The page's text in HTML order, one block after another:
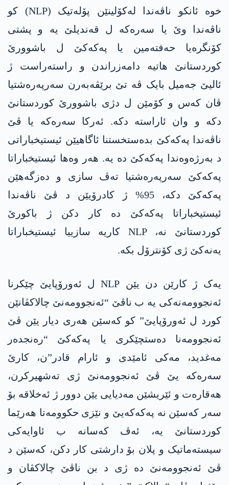
خوە ئانکو ناڤەندا لەکۆلینێن پۆلەتیک (NLP) کو
ناڤەندا وێ یا سەرەکە ل قەندیلێ یە و پشتی
کۆنگرەیا حەفتەمین یا پەکەکێ ل باشوورێ
کوردستانێ هاتیە دامەزراندن و راستەراست ژ
ئالیێ جەمیل بایک ڤە تێ برێڤەبەرن سەرپەرەشتیا
ڤان کەس و کۆمێن ل دژی باشوورێ کوردستانێ
دکە و وان ئاراستە دکە. ئەرکا سەرەکە یا ڤێ
ناڤەندا پەکەکێ بدەستخستنا ئاگاهیێن ئیستیخباراتی
د بەرژەوەندا پەکەکێ دە یە. هەر وەها ئیستیخباراتا
پەکەکێ سەرپەرەشتیا تەڤ سازی و دەزگەهێن
پەکەکێ دکە، 95% ژ کادرۆیێن د ڤێ ناڤەندا
ئیستیخباراتا پەکەکێ دە کار دکن ژ باکورێ
کوردستانێ نە، NLP کاریە سازییا ئیستیخباراتا
یەنەکێ ژی کۆنترۆل بکە.
یەک ژ کارێن دن یێن NLP ل ئەورۆپایێ چێکرنا
ئەنجوومەنەکی یە ب ناڤێ “ئەنجوومەنێ چالاکڤانێن
کورد ل ئەورۆپایێ” کو کەسێن هەری دیار یێن ڤێ
ئەنجوومەنا دەستچێکری یا پەکەکێ “رەنجدەر
مەغدید، مەکی ئامێدی و ئارام قادر”ن، کارێ
سەرەکە یێ ڤێ ئەنجوومەنێ ژی تەشهیرکرن،
هەقارەت و ئێریشێن مەدیایی یێن دوور ژ ئەخلاقە بۆ
سەر کەسێن نە پەکەکەیێ و نێزی حکوومەتا هەرێما
کوردستانێ یە، ئەڤ کەسانە ب ئاوایەکی
سیستەماتیک و پلان بۆ دارشتی کار دکن، کەسێن د
ڤێ ئەنجوومەنێ دە ژی د بن ناڤێ چالاکڤان و